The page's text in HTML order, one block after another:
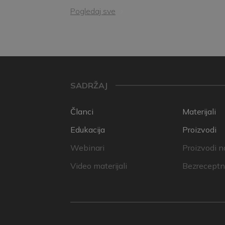
Pogledaj sve
SADRŽAJ
Članci
Edukacija
Webinari
Video materijali
Materijali
Proizvodi
Proizvodi